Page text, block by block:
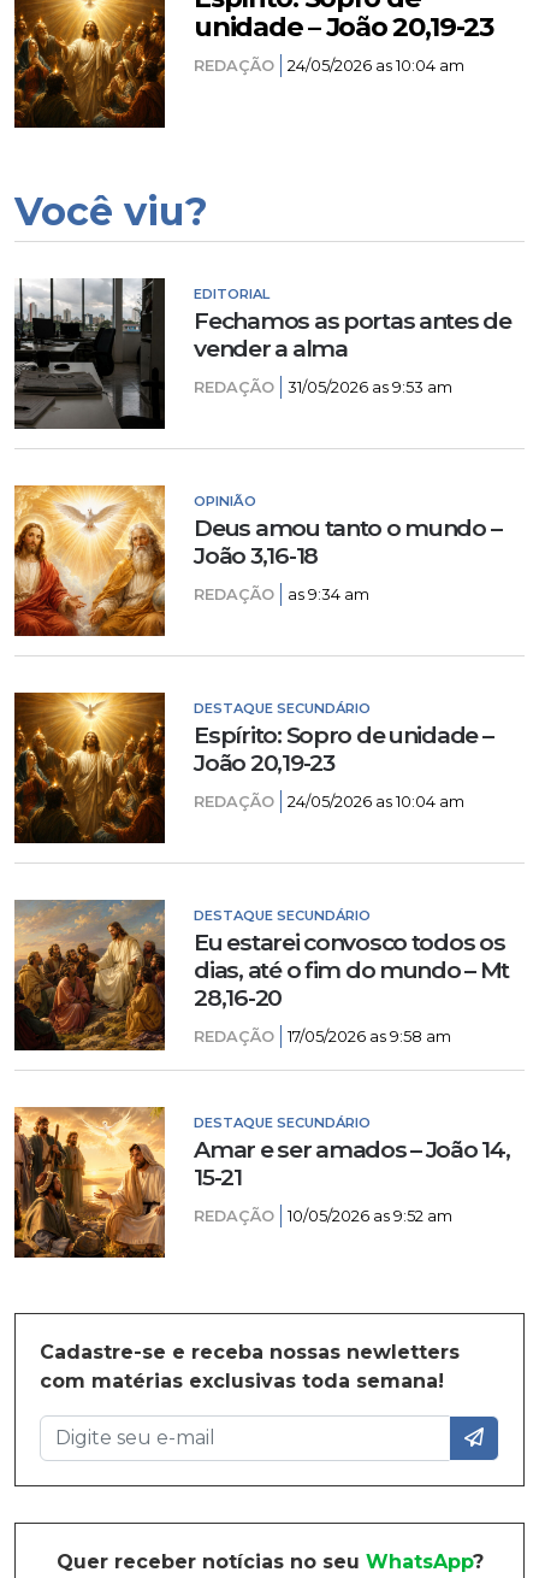
unidade – João 20,19-23
REDAÇÃO 24/05/2026 as 10:04 am
Você viu?
EDITORIAL
Fechamos as portas antes de
vender a alma
REDAÇÃO 31/05/2026 as 9:53 am
OPINIÃO
Deus amou tanto o mundo –
João 3,16-18
REDAÇÃO as 9:34 am
DESTAQUE SECUNDÁRIO
Espírito: Sopro de unidade –
João 20,19-23
REDAÇÃO 24/05/2026 as 10:04 am
DESTAQUE SECUNDÁRIO
Eu estarei convosco todos os
dias, até o fim do mundo – Mt
28,16-20
REDAÇÃO 17/05/2026 as 9:58 am
DESTAQUE SECUNDÁRIO
Amar e ser amados – João 14,
15-21
REDAÇÃO 10/05/2026 as 9:52 am
Cadastre-se e receba nossas newletters
com matérias exclusivas toda semana!
Quer receber notícias no seu WhatsApp?